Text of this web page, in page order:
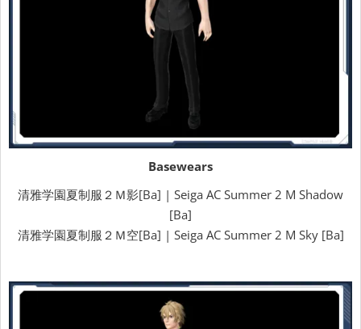
Basewears
清雅学園夏制服２Ｍ影[Ba] | Seiga AC Summer 2 M Shadow
[Ba]
清雅学園夏制服２Ｍ空[Ba] | Seiga AC Summer 2 M Sky [Ba]